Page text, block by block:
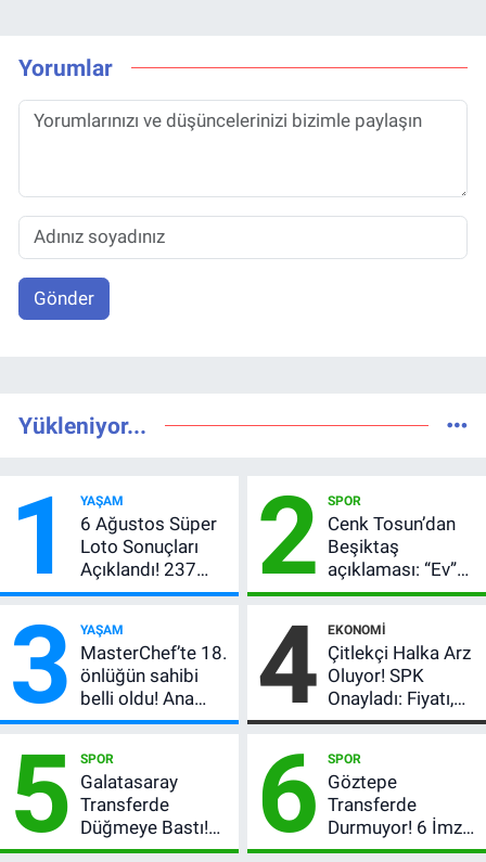
Yorumlar
Gönder
Yükleniyor...
1 YAŞAM
6 Ağustos Süper
Loto Sonuçları
Açıklandı! 237
Milyon TL’lik
2 SPOR
Cenk Tosun’dan
Beşiktaş
açıklaması: “Ev”
dedi, asıl mesajı
verdi
3 YAŞAM
MasterChef’te 18.
önlüğün sahibi
belli oldu! Ana
kadroya giren
oldu?
4 EKONOMI
Çitlekçi Halka Arz
Oluyor! SPK
Onayladı: Fiyatı,
Lot Sayısı ve
Tarihi
5 SPOR
Galatasaray
Transferde
Düğmeye Bastı!
Leao, Camavinga
6 SPOR
Göztepe
Transferde
Durmuyor! 6 İmza
Sonrası Yeni